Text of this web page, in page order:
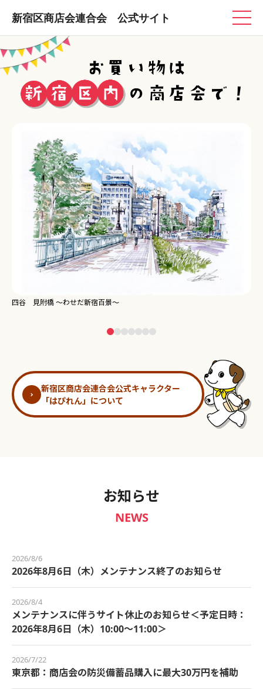
新宿区商店会連合会 公式サイト
新宿区商店会連合会公式キャラクター
「はぴれん」について
お知らせ
NEWS
2026/8/6
2026年8月6日（木）メンテナンス終了のお知らせ
2026/8/4
メンテナンスに伴うサイト休止のお知らせ＜予定日時：
2026年8月6日（木）10:00～11:00＞
2026/7/22
東京都：商店会の防災備蓄品購入に最大30万円を補助